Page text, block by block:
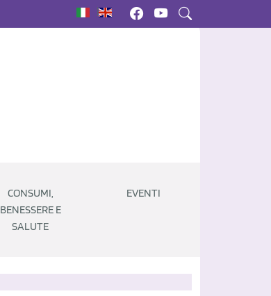
|
CONSUMI,
BENESSERE E
SALUTE
EVENTI